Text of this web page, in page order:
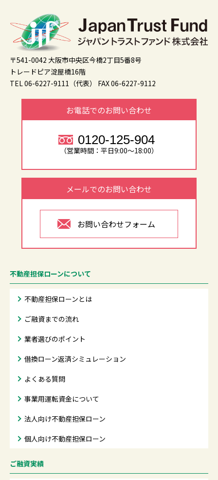
〒541-0042 大阪市中央区今橋2丁目5番8号
トレードピア淀屋橋16階
TEL 06-6227-9111（代表）
FAX 06-6227-9112
お電話でのお問い合わせ
0120-125-904
（営業時間：平日9:00～18:00）
メールでのお問い合わせ
お問い合わせフォーム
不動産担保ローンについて
不動産担保ローンとは
ご融資までの流れ
業者選びのポイント
借換ローン返済シミュレーション
よくある質問
事業用運転資金について
法人向け不動産担保ローン
個人向け不動産担保ローン
ご融資実績